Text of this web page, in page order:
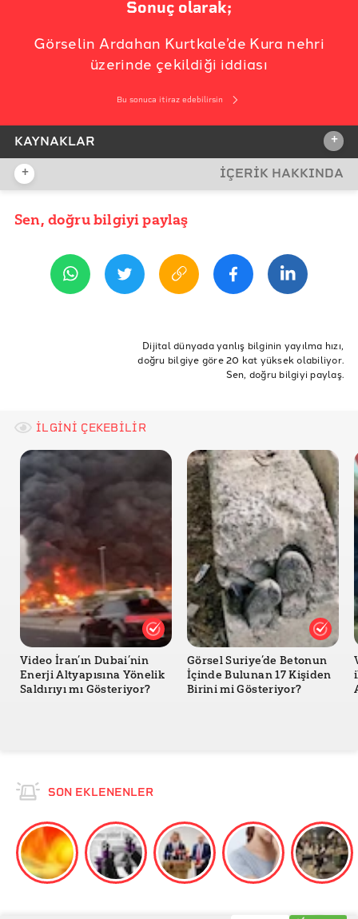
Sonuç olarak;
Görselin Ardahan Kurtkale’de Kura nehri
üzerinde çekildiği iddiası
Bu sonuca itiraz edebilirsin
KAYNAKLAR +
İDDİA KAYNAĞI
REFERANSLAR
Typncmep
+ İÇERİK HAKKINDA
YAYIN TARİHİ
Doğrulama
kurtkale
kura nehri
Sen, doğru bilgiyi paylaş
Dijital dünyada yanlış bilginin yayılma hızı,
doğru bilgiye göre 20 kat yüksek olabiliyor.
Sen, doğru bilgiyi paylaş.
İLGİNİ ÇEKEBİLİR
Video İran’ın Dubai’nin
Enerji Altyapısına Yönelik
Saldırıyı mı Gösteriyor?
Görsel Suriye’de Betonun
İçinde Bulunan 17 Kişiden
Birini mi Gösteriyor?
SON EKLENENLER